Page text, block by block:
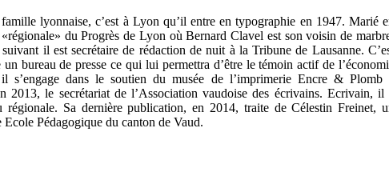
lyonnaise, c’est à Lyon qu’il entre en typographie en 1947. Marié
du Progrès de Lyon où Bernard Clavel est son voisin de
il est secrétaire de rédaction de nuit à la Tribune de Lausanne.
bureau de presse ce qui lui permettra d’être le témoin actif de
s’engage dans le soutien du musée de l’imprimerie Encre & Plomb
2013, le secrétariat de l’Association vaudoise des écrivains. Ecrivain, il
Sa dernière publication, en 2014, traite de Célestin Freinet,
Pédagogique du canton de Vaud.